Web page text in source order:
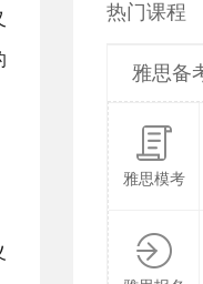
热门课程
雅思备
雅思模考